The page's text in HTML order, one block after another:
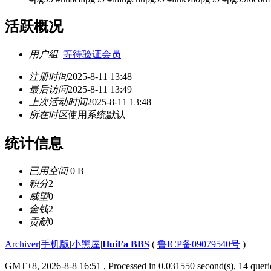
活跃概况
用户组 等待验证会员
注册时间2025-8-11 13:48
最后访问2025-8-11 13:49
上次活动时间2025-8-11 13:48
所在时区使用系统默认
统计信息
已用空间0 B
积分2
威望0
金钱2
贡献0
Archiver|手机版|小黑屋|HuiFa BBS ( 鲁ICP备09079540号 )
GMT+8, 2026-8-8 16:51 , Processed in 0.031550 second(s), 14